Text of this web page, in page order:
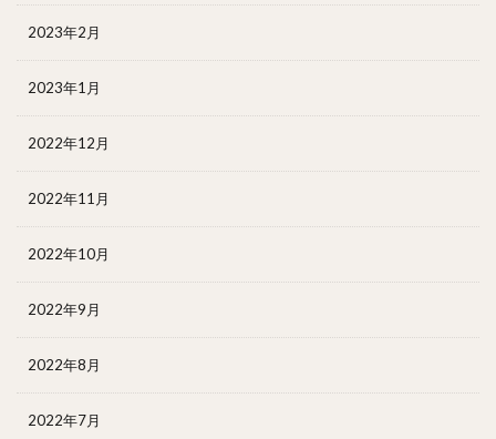
2023年2月
2023年1月
2022年12月
2022年11月
2022年10月
2022年9月
2022年8月
2022年7月